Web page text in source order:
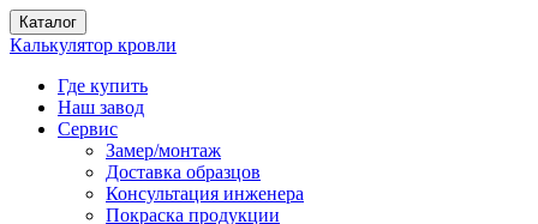
Каталог
Калькулятор кровли
Где купить
Наш завод
Сервис
Замер/монтаж
Доставка образцов
Консультация инженера
Покраска продукции